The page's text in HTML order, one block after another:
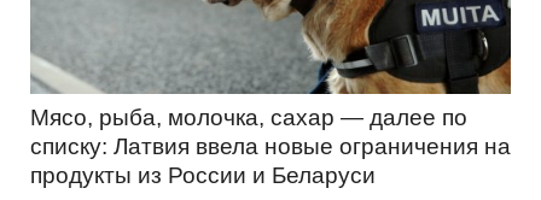
Мясо, рыба, молочка, сахар — далее по
списку: Латвия ввела новые ограничения на
продукты из России и Беларуси